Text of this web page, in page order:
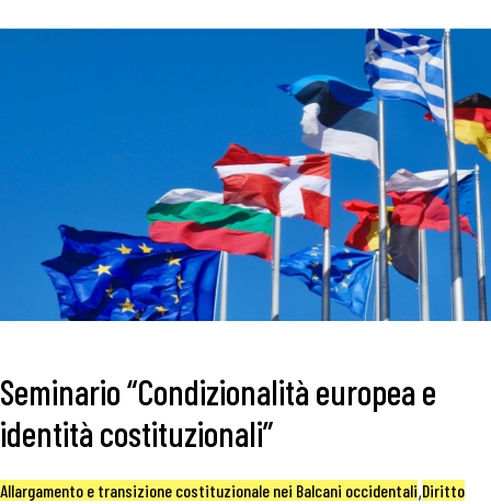
Seminario “Condizionalità europea e
identità costituzionali”
Allargamento e transizione costituzionale nei Balcani occidentali,Diritto